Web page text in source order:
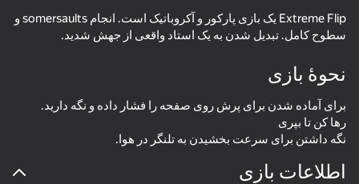
Do a Somersault
Perfect Flip
69
Extreme Flip یک بازی پارکور و آکروباتیک است. انجام somersaults و
سطوح کامل. تبدیل شدن به یک استاد واقعی از جهش شدید.
نحوۀ بازی
نگه داشتن برای سرعت بخشیدن به تلنگر در هوا.
اطلاعات بازی